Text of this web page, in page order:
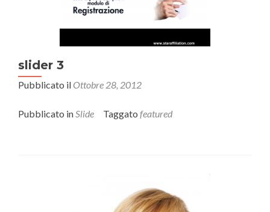
slider 3
Pubblicato il Ottobre 28, 2012
Pubblicato inSlide Taggato featured